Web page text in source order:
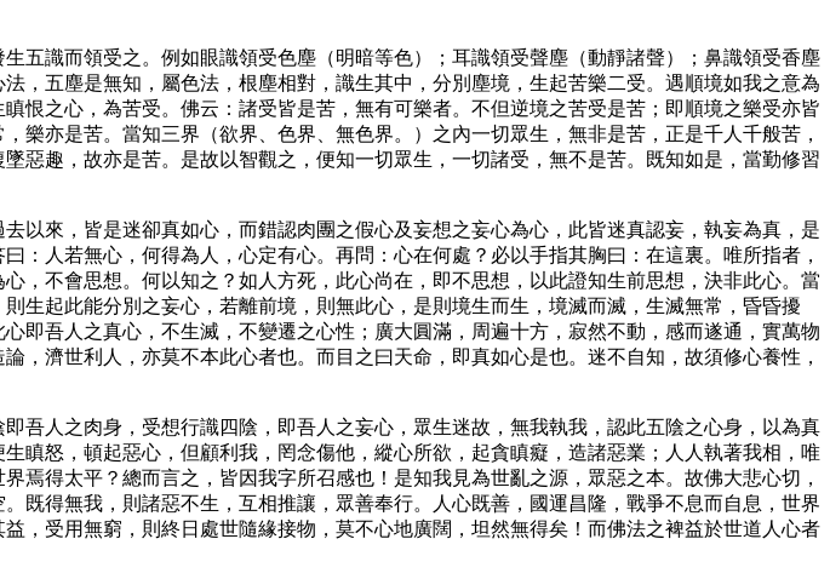
五識而領受之。例如眼識領受色塵（明暗等色）；耳識領受聲塵（動靜諸聲）；鼻識領受香塵
，五塵是無知，屬色法，根塵相對，識生其中，分別塵境，生起苦樂二受。遇順境如我之意為
恨之心，為苦受。佛云：諸受皆是苦，無有可樂者。不但逆境之苦受是苦；即順境之樂受亦皆
亦是苦。當知三界（欲界、色界、無色界。）之內一切眾生，無非是苦，正是千人千般苦，
惡趣，故亦是苦。是故以智觀之，便知一切眾生，一切諸受，無不是苦。既知如是，當勤修習
以來，皆是迷卻真如心，而錯認肉團之假心及妄想之妄心為心，此皆迷真認妄，執妄為真，是
：人若無心，何得為人，心定有心。再問：心在何處？必以手指其胸曰：在這裏。唯所指者，
，不會思想。何以知之？如人方死，此心尚在，即不思想，以此證知生前思想，決非此心。當
生起此能分別之妄心，若離前境，則無此心，是則境生而生，境滅而滅，生滅無常，昏昏擾
即吾人之真心，不生滅，不變遷之心性；廣大圓滿，周遍十方，寂然不動，感而遂通，實萬物
濟世利人，亦莫不本此心者也。而目之曰天命，即真如心是也。迷不自知，故須修心養性，
吾人之肉身，受想行識四陰，即吾人之妄心，眾生迷故，無我執我，認此五陰之心身，以為真
瞋怒，頓起惡心，但顧利我，罔念傷他，縱心所欲，起貪瞋癡，造諸惡業；人人執著我相，唯
得太平？總而言之，皆因我字所召感也！是知我見為世亂之源，眾惡之本。故佛大悲心切，
既得無我，則諸惡不生，互相推讓，眾善奉行。人心既善，國運昌隆，戰爭不息而自息，世界
，受用無窮，則終日處世隨緣接物，莫不心地廣闊，坦然無得矣！而佛法之裨益於世道人心者